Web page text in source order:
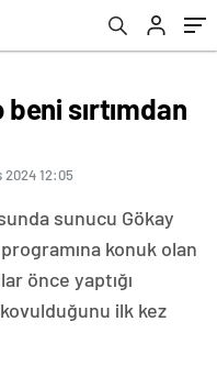
sırtımdan
2024 12:05
sunucu Gökay
konuk olan
önce yaptığı
ilk kez